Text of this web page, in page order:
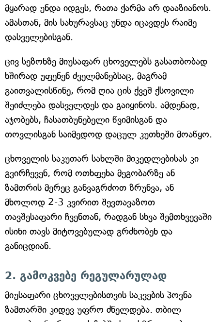
მყარად უნდა იდგეს, რათა ქარმა არ დააზიანოს.
ამასთან, მის სახურავსაც უნდა იცავდეს რაიმე
დასველებისგან.
ცივ სეზონზე მიუსაფარ ცხოველებს გასათბობად
ხშირად უფენენ ძველმანებსაც, მაგრამ
გაითვალისწინე, რომ ღია ცის ქვეშ ქსოვილი
შეიძლება დასველდეს და გაიყინოს. ამდენად,
აჯობებს, ჩასათბუნებელი წვიმისგან და
თოვლისგან საიმედოდ დაცულ კუთხეში მოაწყო.
ცხოველის საკუთარ სახლში მიკედლებისას კი
გვირჩევენ, რომ ოთხფეხა მეგობარზე ან
ზამთრის მერეც განვაგრძოთ ზრუნვა, ან
მხოლოდ 2-3 კვირით შევთავაზოთ
თავშესაფარი ჩვენთან, რადგან სხვა შემთხვევაში
ისინი თავს მიტოვებულად გრძნობენ და
განიცდიან.
2. გამოკვებე რეგულარულად
მიუსაფარი ცხოველებისთვის საკვების პოვნა
ზამთარში კიდევ უფრო ძნელდება. თბილ